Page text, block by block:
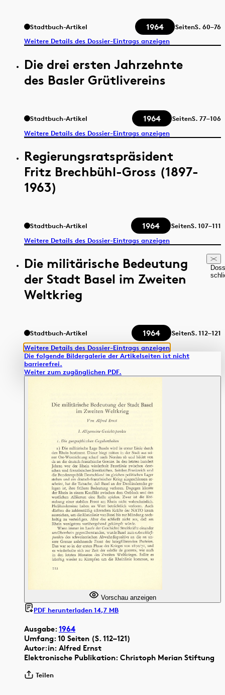
Stadtbuch-Artikel 1964 SeitenS. 60–76
Weitere Details des Dossier-Eintrags anzeigen
Die drei ersten Jahrzehnte
des Basler Grütlivereins
Stadtbuch-Artikel 1964 SeitenS. 77–106
Weitere Details des Dossier-Eintrags anzeigen
Regierungsratspräsident
Fritz Brechbühl-Gross (1897-
1963)
Stadtbuch-Artikel 1964 SeitenS.107–111
Weitere Details des Dossier-Eintrags anzeigen
Die militärische Bedeutung
der Stadt Basel im Zweiten
Weltkrieg
Stadtbuch-Artikel 1964 SeitenS.112–121
Weitere Details des Dossier-Eintrags anzeigen
Ausgabe:1964
Umfang: 10 Seiten (S. 112–121)
Autor:in: Alfred Ernst
Elektronische Publikation: Christoph Merian Stiftung
Teilen
Die folgende Bildergalerie der Artikelseiten ist nicht
barrierefrei.
Weiter zum zugänglichen PDF.
Vorschau anzeigen
PDF herunterladen 14,7 MB